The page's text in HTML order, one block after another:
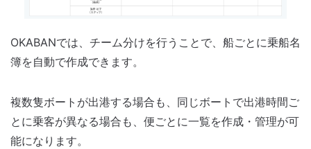
OKABANでは、チーム分けを行うことで、船ごとに乗船名
簿を自動で作成できます。
複数隻ボートが出港する場合も、同じボートで出港時間ご
とに乗客が異なる場合も、便ごとに一覧を作成・管理が可
能になります。